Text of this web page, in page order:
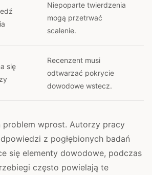
Niepoparte twierdzenia
mogą przetrwać
scalenie.
się
Recenzent musi
odtwarzać pokrycie
dowodowe wstecz.
problem wprost. Autorzy pracy
z pogłębionych badań
się elementy dowodowe, podczas
często powielają te